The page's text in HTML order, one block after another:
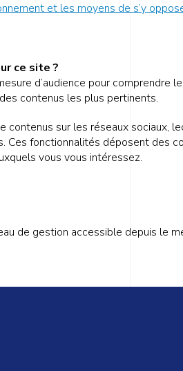
et les moyens de s’y
ce site ?
d’audience pour comprendre
contenus les plus pertinents.
sur les réseaux sociaux,
Ces fonctionnalités déposent des
vous vous intéressez.
de gestion accessible depuis le